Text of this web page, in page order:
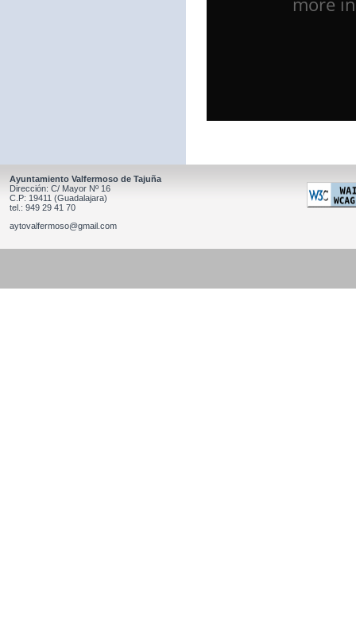
Ayuntamiento Valfermoso de Tajuña
Dirección: C/ Mayor Nº 16
C.P: 19411 (Guadalajara)
tel.: 949 29 41 70
aytovalfermoso@gmail.com